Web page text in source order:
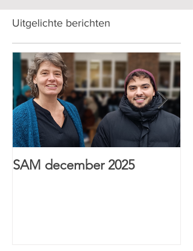
Uitgelichte berichten
SAM december 2025